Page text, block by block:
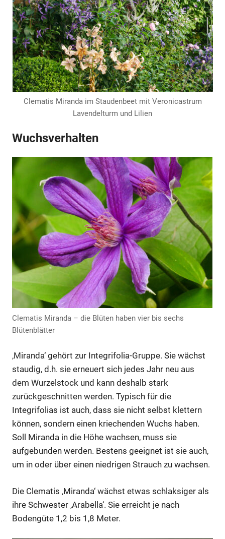
Clematis Miranda im Staudenbeet mit Veronicastrum
Lavendelturm und Lilien
Wuchsverhalten
Clematis Miranda – die Blüten haben vier bis sechs
Blütenblätter
‚Miranda‘ gehört zur Integrifolia-Gruppe. Sie wächst
staudig, d.h. sie erneuert sich jedes Jahr neu aus
dem Wurzelstock und kann deshalb stark
zurückgeschnitten werden. Typisch für die
Integrifolias ist auch, dass sie nicht selbst klettern
können, sondern einen kriechenden Wuchs haben.
Soll Miranda in die Höhe wachsen, muss sie
aufgebunden werden. Bestens geeignet ist sie auch,
um in oder über einen niedrigen Strauch zu wachsen.
Die Clematis ‚Miranda‘ wächst etwas schlaksiger als
ihre Schwester ‚Arabella‘. Sie erreicht je nach
Bodengüte 1,2 bis 1,8 Meter.